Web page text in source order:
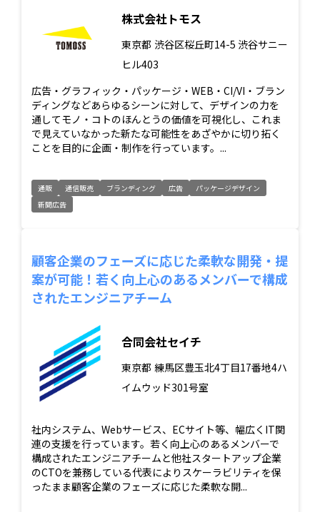
株式会社トモス
東京都 渋谷区桜丘町14-5 渋谷サニー
ヒル403
広告・グラフィック・パッケージ・WEB・CI/VI・ブラン
ディングなどあらゆるシーンに対して、デザインの力を
通してモノ・コトのほんとうの価値を可視化し、これま
で見えていなかった新たな可能性をあざやかに切り拓く
ことを目的に企画・制作を行っています。...
通販 通信販売 ブランディング 広告
パッケージデザイン
新聞広告
顧客企業のフェーズに応じた柔軟な開発・提
案が可能！若く向上心のあるメンバーで構成
されたエンジニアチーム
合同会社セイチ
東京都 練馬区豊玉北4丁目17番地4ハ
イムウッド301号室
社内システム、Webサービス、ECサイト等、幅広くIT関
連の支援を行っています。若く向上心のあるメンバーで
構成されたエンジニアチームと他社スタートアップ企業
のCTOを兼務している代表によりスケーラビリティを保
ったまま顧客企業のフェーズに応じた柔軟な開...